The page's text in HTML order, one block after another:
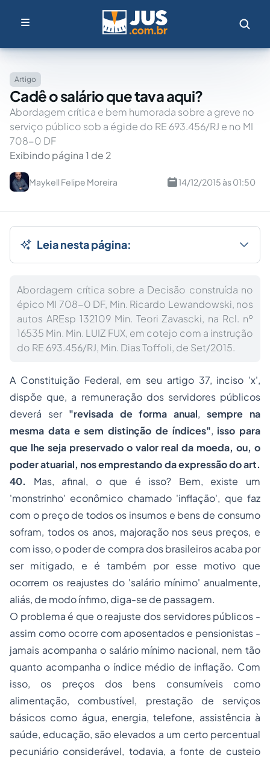
Artigo
Cadê o salário que tava aqui?
Abordagem crítica e bem humorada sobre a greve no
serviço público sob a égide do RE 693.456/RJ e no MI
708-0 DF
Exibindo página 1 de 2
Maykell Felipe Moreira 14/12/2015 às 01:50
Leia nesta página:
Abordagem crítica sobre a Decisão construída no
épico MI 708-0 DF, Min. Ricardo Lewandowski, nos
autos AREsp 132109 Min. Teori Zavascki, na Rcl. nº
16535 Min. Min. LUIZ FUX, em cotejo com a instrução
do RE 693.456/RJ, Min. Dias Toffoli, de Set/2015.
A Constituição Federal, em seu artigo 37, inciso 'x',
dispõe que, a remuneração dos servidores públicos
deverá ser "revisada deforma anual,sempre na
mesma data e sem distinção de índices", isso para
que lhe seja preservado o valor real da moeda, ou, o
poder atuarial, nos emprestando da expressão do art.
40. Mas, afinal, o que é isso? Bem, existe um
'monstrinho' econômico chamado 'inflação', que faz
com o preço de todos os insumos e bens de consumo
sofram, todos os anos, majoração nos seus preços, e
com isso, o poder de compra dos brasileiros acaba por
ser mitigado, e é também por esse motivo que
ocorrem os reajustes do 'salário mínimo' anualmente,
aliás, de modo ínfimo, diga-se de passagem.
O problema é que o reajuste dos servidores públicos -
assim como ocorre com aposentados e pensionistas -
jamais acompanha o salário mínimo nacional, nem tão
quanto acompanha o índice médio de inflação. Com
isso, os preços dos bens consumíveis como
alimentação, combustível, prestação de serviços
básicos como água, energia, telefone, assistência à
saúde, educação, são elevados a um certo percentual
pecuniário considerável, todavia, a fonte de custeio